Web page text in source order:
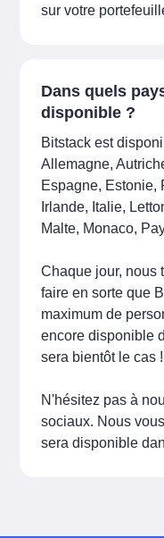
sur votre
Dans quels
disponible ?
Bitstack est
Allemagne,
Espagne, Estonie,
Irlande, Italie,
Malte, Monaco,
Chaque jour, nous
faire en sorte que
maximum de
encore disponible
sera bientôt le cas !
N'hésitez pas à
sociaux. Nous
sera disponible